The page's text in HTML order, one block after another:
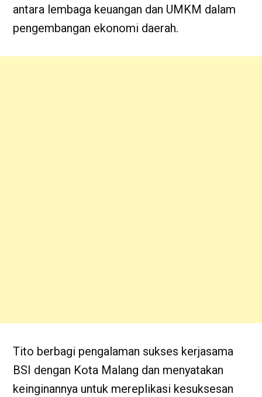
antara lembaga keuangan dan UMKM dalam
pengembangan ekonomi daerah.
Tito berbagi pengalaman sukses kerjasama
BSI dengan Kota Malang dan menyatakan
keinginannya untuk mereplikasi kesuksesan